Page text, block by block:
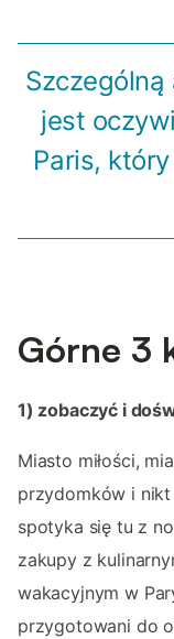
jest
Paris,
Górne 3
1) zobaczyć i
Miasto miłości,
przydomków i
spotyka się tu z
zakupy z
wakacyjnym w
przygotowani do